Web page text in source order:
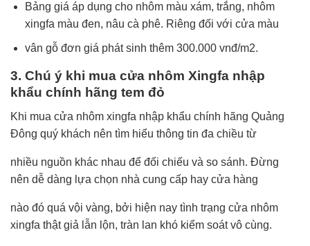
Bảng giá áp dụng cho nhôm màu xám, trắng, nhôm
xingfa màu đen, nâu cà phê. Riêng đối với cửa màu
vân gỗ đơn giá phát sinh thêm 300.000 vnđ/m2.
3. Chú ý khi mua cửa nhôm Xingfa nhập
khẩu chính hãng tem đỏ
Khi mua cửa nhôm xingfa nhập khẩu chính hãng Quảng
Đông quý khách nên tìm hiểu thông tin đa chiều từ
nhiều nguồn khác nhau để đối chiếu và so sánh. Đừng
nên dễ dàng lựa chọn nhà cung cấp hay cửa hàng
nào đó quá vội vàng, bởi hiện nay tình trạng cửa nhôm
xingfa thật giả lẫn lộn, tràn lan khó kiểm soát vô cùng.